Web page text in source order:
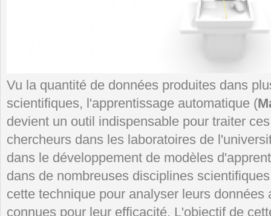
Vu la quantité de données produites dans
scientifiques, l'apprentissage automatique (
devient un outil indispensable pour traiter
chercheurs dans les laboratoires de
dans le développement de modèles
dans de nombreuses disciplines
cette technique pour analyser leurs données
connues pour leur efficacité. L'objectif de